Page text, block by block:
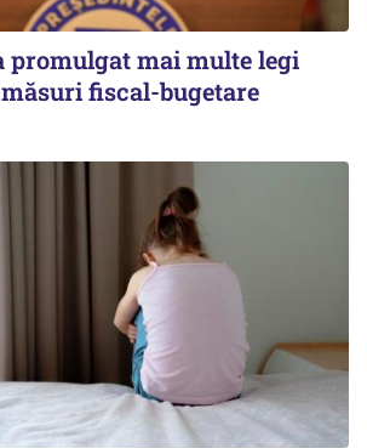
promulgat mai multe legi
fiscal-bugetare